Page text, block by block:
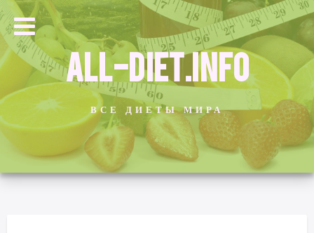
ALL-DIET.INFO
ВСЕ ДИЕТЫ МИРА